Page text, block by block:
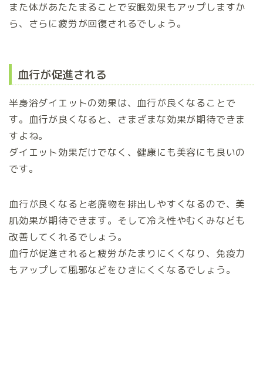
また体があたたまることで安眠効果もアップしますか
ら、さらに疲労が回復されるでしょう。
血行が促進される
半身浴ダイエットの効果は、血行が良くなることで
す。血行が良くなると、さまざまな効果が期待できま
すよね。
ダイエット効果だけでなく、健康にも美容にも良いの
です。
血行が良くなると老廃物を排出しやすくなるので、美
肌効果が期待できます。そして冷え性やむくみなども
改善してくれるでしょう。
血行が促進されると疲労がたまりにくくなり、免疫力
もアップして風邪などをひきにくくなるでしょう。